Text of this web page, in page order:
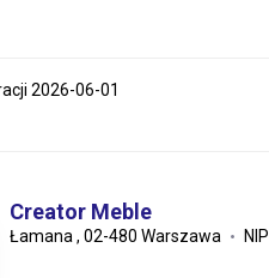
2026-06-01
Creator Meble
Łamana , 02-480 Warszawa